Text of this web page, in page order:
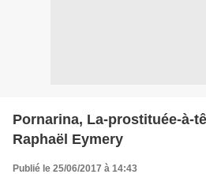
Pornarina, La-prostituée-à-
Raphaël Eymery
Publié le 25/06/2017 à 14:43